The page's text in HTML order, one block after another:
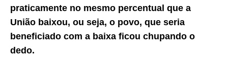
praticamente no mesmo percentual que a
União baixou, ou seja, o povo, que seria
beneficiado com a baixa ficou chupando o
dedo.